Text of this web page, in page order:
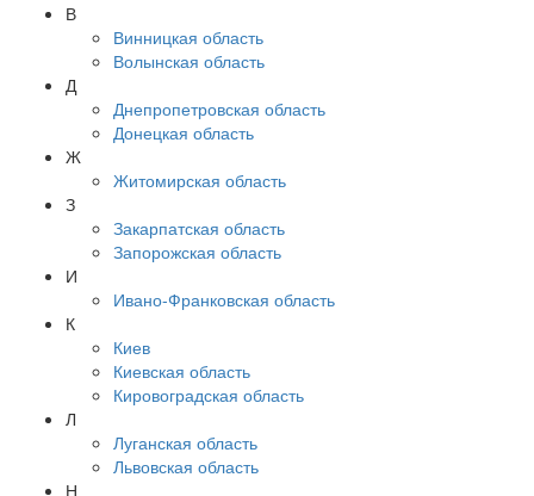
В
Винницкая область
Волынская область
Д
Днепропетровская область
Донецкая область
Ж
Житомирская область
З
Закарпатская область
Запорожская область
И
Ивано-Франковская область
К
Киев
Киевская область
Кировоградская область
Л
Луганская область
Львовская область
Н